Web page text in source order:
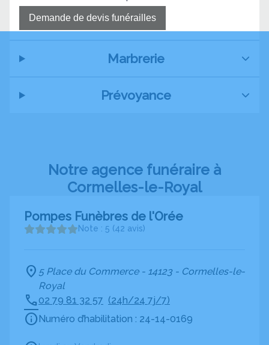
Demande de devis funérailles
Marbrerie
Prévoyance
Notre agence funéraire à
Cormelles-le-Royal
Pompes Funèbres de l'Orée
Note : 5 (42 avis)
5 Place du Commerce - 14123 - Cormelles-le-
Royal
02 79 81 32 57 (24h/24 7j/7)
Numéro d’habilitation : 24-14-0169